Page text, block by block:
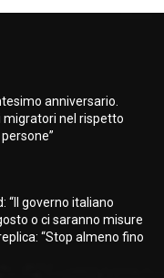
anniversario.
migratori nel rispetto
“Il governo italiano
o ci saranno misure
“Stop almeno fino